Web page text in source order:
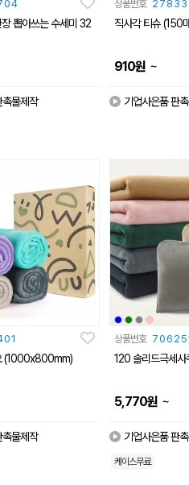
뽑아쓰는 수세미 32
촉물제작
상품번호
직사각 티슈 (150
910원 ~
기업사은품 판
(1000x800mm)
촉물제작
상품번호
120 솔리드극세사
5,770원 ~
기업사은품 판
케이스무료